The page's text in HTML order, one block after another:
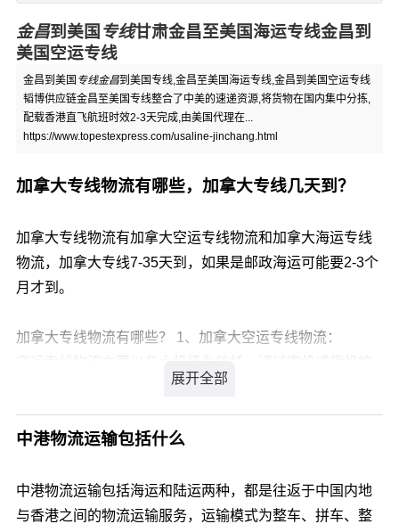
金昌到美国 专线甘肃金昌至美国海运专线金昌到
美国空运专线
金昌到美国 专线金昌到美国专线,金昌至美国海运专线,金昌到美国空运专线
韬博供应链金昌至美国专线整合了中美的速递资源,将货物在国内集中分拣,
配载香港直飞航班时效2-3天完成,由美国代理在...
https://www.topestexpress.com/usaline-jinchang.html
加拿大专线物流有哪些，加拿大专线几天到？
加拿大专线物流有加拿大空运专线物流和加拿大海运专线
物流，加拿大专线7-35天到，如果是邮政海运可能要2-3个
月才到。
加拿大专线物流有哪些？ 1、加拿大空运专线物流：
货物空运到加拿大，基本上都会提供门到门服务，有的货
代会提供报税专线服务。
2、加拿大海运专线物流：
大港口，丢件、损件的概率非常低，另外加拿大海运专线
有自己的固定船期航次，及时到货，准时装柜，定时开
中港物流运输包括什么
中港物流运输包括海运和陆运两种，都是往返于中国内地
与香港之间的物流运输服务，运输模式为整车、拼车、整